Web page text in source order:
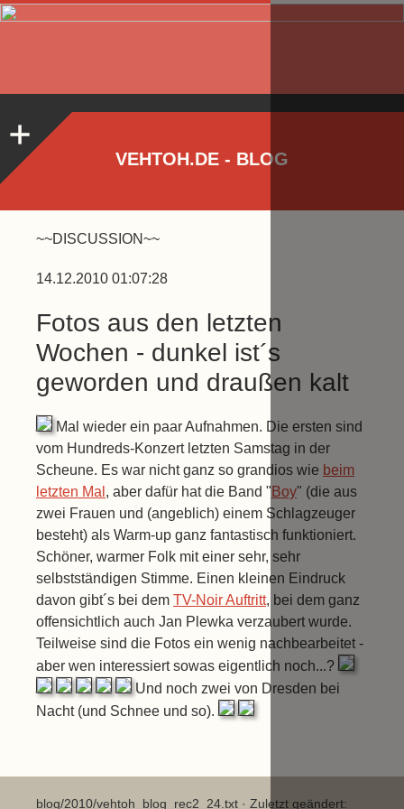
VEHTOH.DE - BLOG
~~DISCUSSION~~
14.12.2010 01:07:28
Fotos aus den letzten
Wochen - dunkel ist´s
geworden und draußen kalt
Mal wieder ein paar Aufnahmen. Die ersten sind
vom Hundreds-Konzert letzten Samstag in der
Scheune. Es war nicht ganz so grandios wie beim
letzten Mal , aber dafür hat die Band " Boy" (die aus
zwei Frauen und (angeblich) einem Schlagzeuger
besteht) als Warm-up ganz fantastisch funktioniert.
Schöner, warmer Folk mit einer sehr, sehr
selbstständigen Stimme. Einen kleinen Eindruck
davon gibt´s bei dem TV-Noir Auftritt, bei dem ganz
offensichtlich auch Jan Plewka verzaubert wurde.
Teilweise sind die Fotos ein wenig nachbearbeitet -
aber wen interessiert sowas eigentlich noch...?
Und noch zwei von Dresden bei
Nacht (und Schnee und so).
blog/2010/vehtoh_blog_rec2_24.txt · Zuletzt geändert: